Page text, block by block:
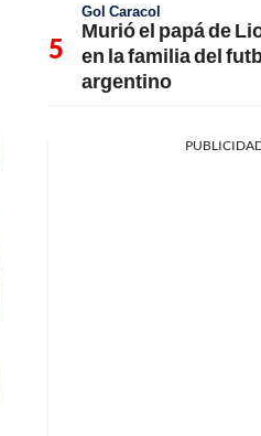
Gol Caracol
Murió el papá de
en la familia del
argentino